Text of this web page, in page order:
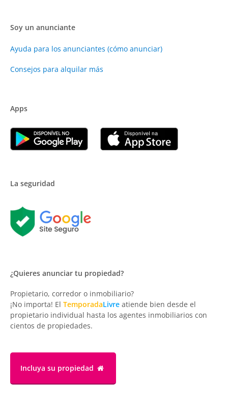
Soy un anunciante
Ayuda para los anunciantes (cómo anunciar)
Consejos para alquilar más
Apps
La seguridad
¿Quieres anunciar tu propiedad?
Propietario, corredor o inmobiliario?
¡No importa! El TemporadaLivre atiende bien desde el
propietario individual hasta los agentes inmobiliarios con
cientos de propiedades.
Incluya su propiedad